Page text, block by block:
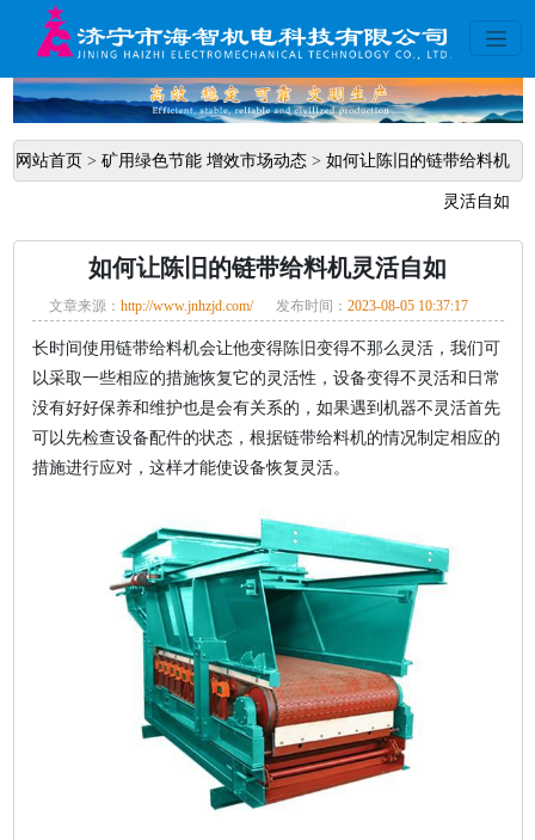
网站首页> 矿用绿色节能 增效市场动态> 如何让陈旧的链带给料机
灵活自如
如何让陈旧的链带给料机灵活自如
文章来源： http://www.jnhzjd.com/ 发布时间： 2023-08-05 10:37:17
长时间使用链带给料机会让他变得陈旧变得不那么灵活，我们可
以采取一些相应的措施恢复它的灵活性，设备变得不灵活和日常
没有好好保养和维护也是会有关系的，如果遇到机器不灵活首先
可以先检查设备配件的状态，根据链带给料机的情况制定相应的
措施进行应对，这样才能使设备恢复灵活。